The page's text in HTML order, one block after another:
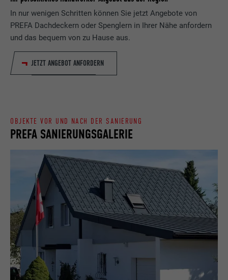
In nur wenigen Schritten können Sie jetzt Angebote von
PREFA Dachdeckern oder Spenglern in Ihrer Nähe anfordern
und das bequem von zu Hause aus.
JETZT ANGEBOT ANFORDERN
PREFA SANIERUNGSGALERIE
OBJEKTE VOR UND NACH DER SANIERUNG
Laufzeit 90 Tage
Identifikationsmerkmale.
Laufzeit Sitzung
Speichert die vom Benutzer ausgewählte
Sprach version einer Webseite.
Laufzeit Sitzung
Zweck
Eingestellt von LinkedIn, wenn eine
Webseite ein eingebettetes "Folgen Sie
uns"-Fenster enthält.
Name bcookie
Anbieter LinkedIn
Laufzeit 2 Jahre
Verwendet vom Social-Networking-Dienst
LinkedIn für die Verfolgung der